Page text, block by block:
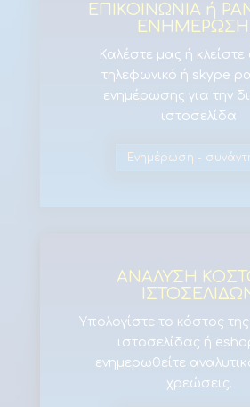
ΕΠΙΚΟΙΝΩΝΙΑ ή
Καλέστε μας ή κλείστε
τηλεφωνικό ή skype
ενημέρωσης για την
ιστοσελίδα
Ενημέρωση -
ΑΝΑΛΥΣΗ
Υπολογίστε το κόστος
ιστοσελίδας ή
ενημερωθείτε
χρεώσεις.